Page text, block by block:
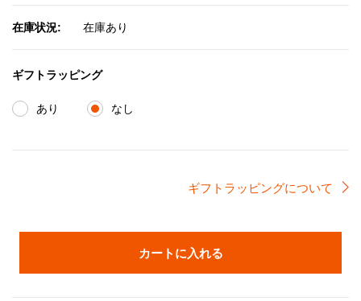
在庫状況: 在庫あり
ギフトラッピング
あり なし
ギフトラッピングについて
カートに入れる